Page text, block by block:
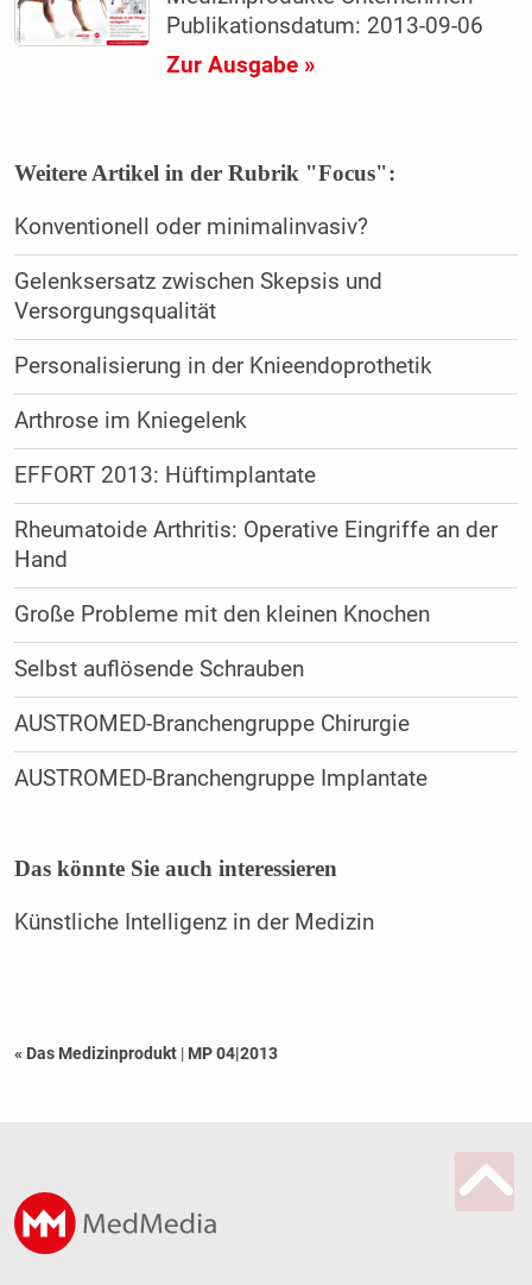
Publikationsdatum: 2013-09-06
Zur Ausgabe »
Weitere Artikel in der Rubrik "Focus":
Konventionell oder minimalinvasiv?
Gelenksersatz zwischen Skepsis und
Versorgungsqualität
Personalisierung in der Knieendoprothetik
Arthrose im Kniegelenk
EFFORT 2013: Hüftimplantate
Rheumatoide Arthritis: Operative Eingriffe an der
Hand
Große Probleme mit den kleinen Knochen
Selbst auflösende Schrauben
AUSTROMED-Branchengruppe Chirurgie
AUSTROMED-Branchengruppe Implantate
Das könnte Sie auch interessieren
Künstliche Intelligenz in der Medizin
« Das Medizinprodukt | MP 04|2013